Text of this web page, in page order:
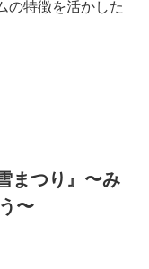
の特徴を活かした
まつり』〜み
〜